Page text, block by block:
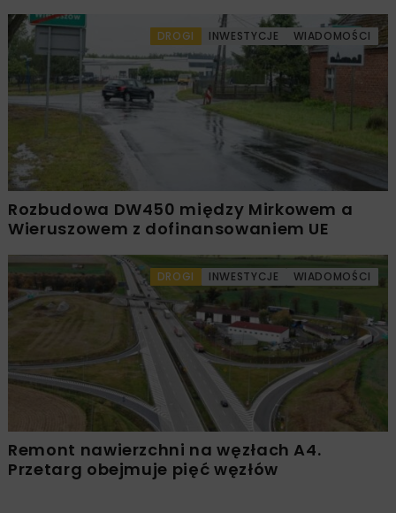
DROGI INWESTYCJE WIADOMOŚCI
Rozbudowa DW450 między Mirkowem a
Wieruszowem z dofinansowaniem UE
DROGI INWESTYCJE WIADOMOŚCI
Remont nawierzchni na węzłach A4.
Przetarg obejmuje pięć węzłów